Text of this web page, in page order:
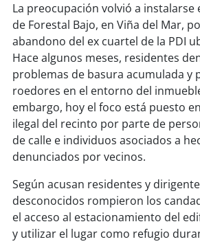
soyiquique
soycalama
soyantofagasta
soy copiapó
soyquillota
soysanantonio
La preocupación volvió a instalarse
de Forestal Bajo, en Viña del Mar,
abandono del ex cuartel de la PDI
Hace algunos meses, residentes
problemas de basura acumulada y
roedores en el entorno del
embargo, hoy el foco está puesto
ilegal del recinto por parte de
de calle e individuos asociados a
denunciados por vecinos.
Según acusan residentes y
desconocidos rompieron los
el acceso al estacionamiento del
y utilizar el lugar como refugio